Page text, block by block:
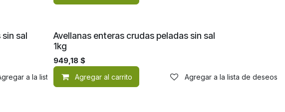
sal
a la lista de deseos
Avellanas enteras crudas peladas sin sal
1kg
949,18$
Agregar al carrito Agregar a la lista de deseos